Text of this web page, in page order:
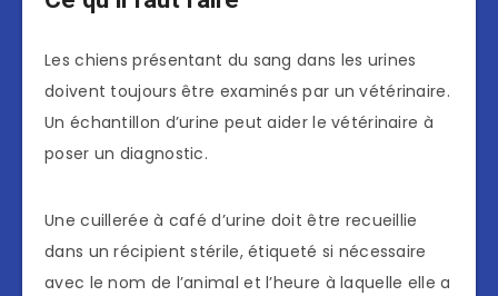
Les chiens présentant du sang dans les urines
doivent toujours être examinés par un vétérinaire.
Un échantillon d’urine peut aider le vétérinaire à
poser un diagnostic.
Une cuillerée à café d’urine doit être recueillie
dans un récipient stérile, étiqueté si nécessaire
avec le nom de l’animal et l’heure à laquelle elle a